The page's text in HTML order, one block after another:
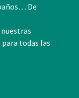
De
todas las